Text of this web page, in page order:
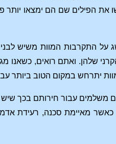
את הפילים שם הם ימצאו
על התקרבות המוות משיש
שלהן. ואתם רואים,
יתרחש במקום הטוב ביותר
עבור חירותם בכך שיש
כאשר מאיימת סכנה, רעידת